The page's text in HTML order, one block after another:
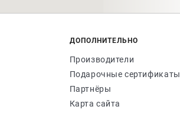
ДОПОЛНИТЕЛЬНО
Производители
Подарочные сертификаты
Партнёры
Карта сайта